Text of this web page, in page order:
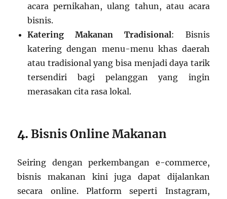
acara pernikahan, ulang tahun, atau acara
bisnis.
Katering Makanan Tradisional: Bisnis
katering dengan menu-menu khas daerah
atau tradisional yang bisa menjadi daya tarik
tersendiri bagi pelanggan yang ingin
merasakan cita rasa lokal.
4. Bisnis Online Makanan
Seiring dengan perkembangan e-commerce,
bisnis makanan kini juga dapat dijalankan
secara online. Platform seperti Instagram,